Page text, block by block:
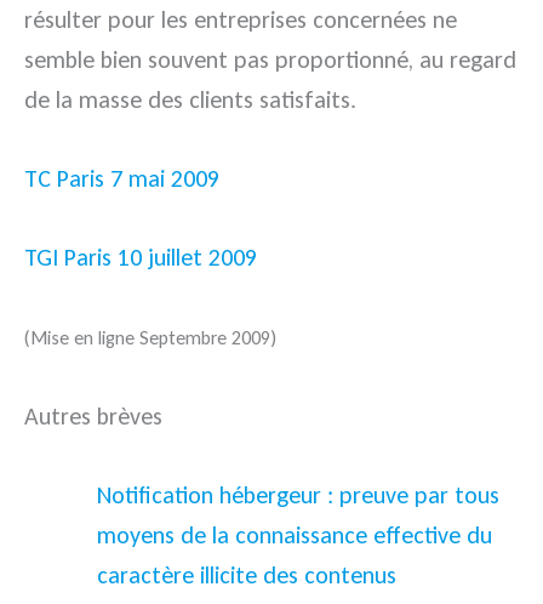
résulter pour les entreprises concernées ne
semble bien souvent pas proportionné, au regard
de la masse des clients satisfaits.
TC Paris 7 mai 2009
TGI Paris 10 juillet 2009
(Mise en ligne Septembre 2009)
Autres brèves
Notification hébergeur : preuve par tous
moyens de la connaissance effective du
caractère illicite des contenus